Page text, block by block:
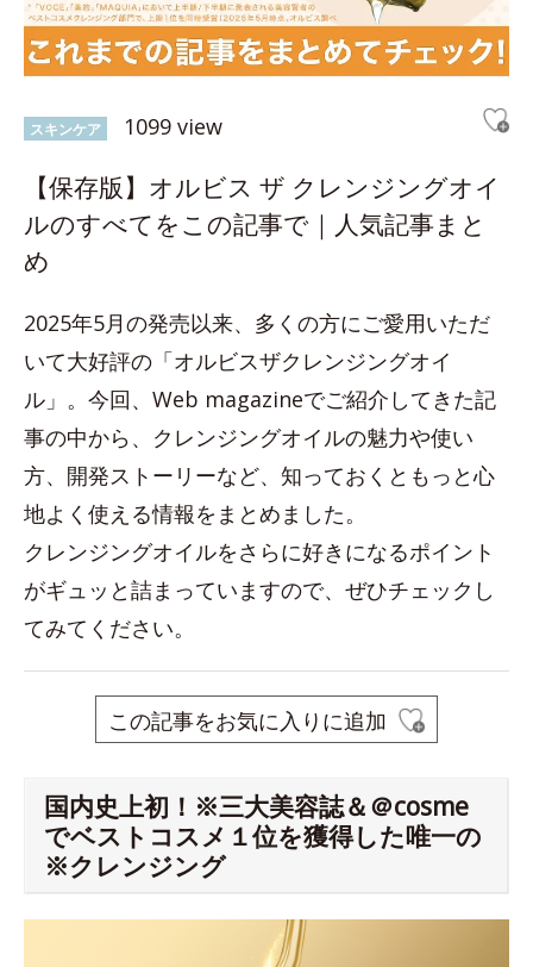
スキンケア 1099 view
【保存版】オルビス ザ クレンジングオイ
ルのすべてをこの記事で｜人気記事まと
め
2025年5月の発売以来、多くの方にご愛用いただ
いて大好評の「オルビスザクレンジングオイ
ル」。今回、Web magazineでご紹介してきた記
事の中から、クレンジングオイルの魅力や使い
方、開発ストーリーなど、知っておくともっと心
地よく使える情報をまとめました。
クレンジングオイルをさらに好きになるポイント
がギュッと詰まっていますので、ぜひチェックし
てみてください。
この記事をお気に入りに追加
国内史上初！※三大美容誌＆＠cosme
でベストコスメ１位を獲得した唯一の
※クレンジング